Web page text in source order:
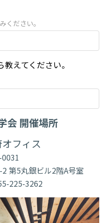
ください。
えてください。
会 開催場所
フィス
第5丸銀ビル2階A号室
225-3262